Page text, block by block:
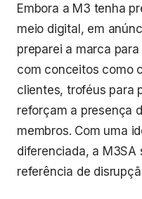
Embora a M3 tenha
meio digital, em
preparei a marca
com conceitos como
clientes, troféus para
reforçam a presença
membros. Com uma
diferenciada, a M3SA
referência de